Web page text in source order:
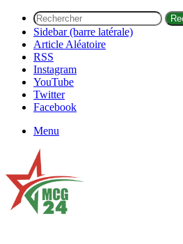
Sidebar (barre latérale)
Article Aléatoire
RSS
Instagram
YouTube
Twitter
Facebook
Menu